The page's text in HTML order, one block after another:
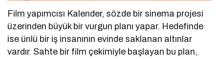
Film yapımcısı Kalender, sözde bir sinema projesi
üzerinden büyük bir vurgun planı yapar. Hedefinde
ise ünlü bir iş insanının evinde saklanan altınlar
vardır. Sahte bir film çekimiyle başlayan bu plan,